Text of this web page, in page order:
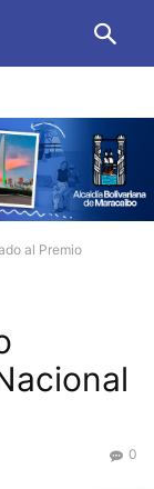
al Premio
0